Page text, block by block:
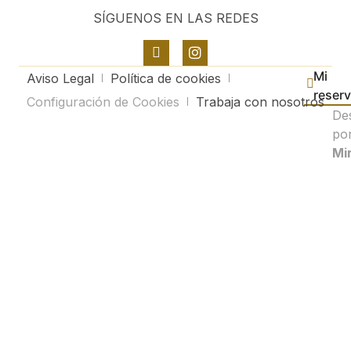
SÍGUENOS EN LAS REDES
Aviso Legal
Política de cookies
Configuración de Cookies
Trabaja con nosotros
Mi